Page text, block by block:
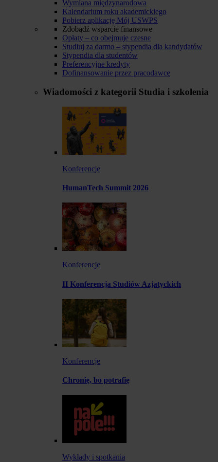
Wymiana międzynarodowa
Kalendarium roku akademickiego
Pobierz aplikację Mój USWPS
Zdobądź wsparcie finansowe
Opłaty – co obejmuje czesne
Studiuj za darmo – stypendia dla kandydatów
Stypendia dla studentów
Preferencyjne kredyty
Dofinansowanie przez pracodawcę
Wiadomości z kategorii Studia i szkolenia
Konferencje
HumanTech Summit 2026
Konferencje
II Konferencja Studiów Azjatyckich
Konferencje
Chronię, bo potrafię
Wykłady i spotkania